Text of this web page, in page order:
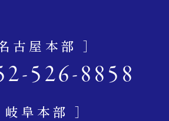
古屋本部 ］
526-8858
岐阜本部 ］